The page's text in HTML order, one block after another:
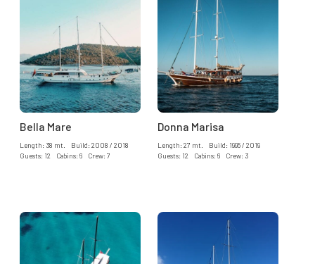
Bella Mare
Length: 38 mt. Build: 2008 / 2018
Guests: 12 Cabins: 6 Crew: 7
Donna Marisa
Length: 27 mt. Build: 1995 / 2019
Guests: 12 Cabins: 6 Crew: 3